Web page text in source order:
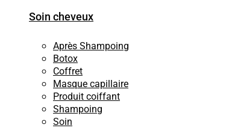
Soin cheveux
Après Shampoing
Botox
Coffret
Masque capillaire
Produit coiffant
Shampoing
Soin